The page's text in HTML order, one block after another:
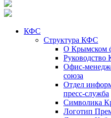
КФС
Структура КФС
О Крымском
Руководство
Офис-
союза
Отдел
пресс-служба
Символика
Логотип